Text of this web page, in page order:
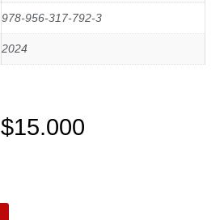
978-956-317-792-3
2024
$15.000